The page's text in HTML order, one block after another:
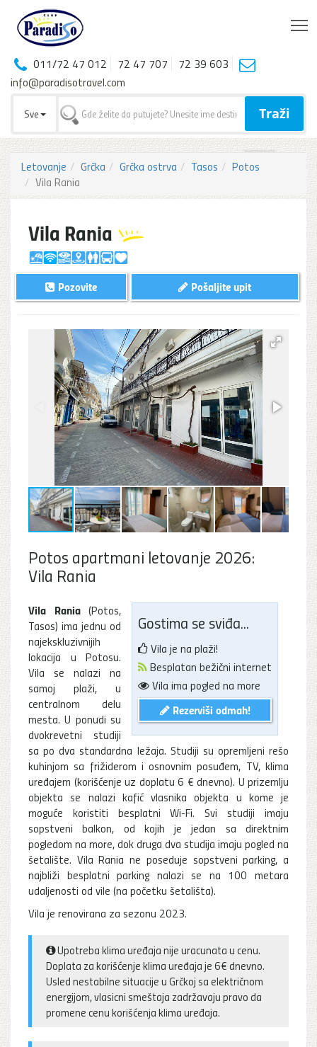
011/72 47 012 72 47 707
72 39 603
info@paradisotravel.com
Sve Traži
Letovanje Grčka Grčka ostrva Tasos
Potos
Vila Rania
Vila Rania
Pošaljite upit
Pozovite
Potos apartmani letovanje 2026:
Vila Rania
Gostima se sviđa...
Vila je na plaži!
Besplatan bežični internet
Vila ima pogled na more
Rezerviši odmah!
Vila Rania(Potos,
Tasos) ima jednu od
najekskluzivnijih
lokacija u Potosu.
Vila se nalazi na
samoj plaži, u
centralnom delu
mesta. U ponudi su
dvokrevetni studiji
sa po dva standardna ležaja. Studiji su opremljeni rešo
kuhinjom sa frižiderom i osnovnim posuđem, TV, klima
uređajem (korišćenje uz doplatu 6 € dnevno). U prizemlju
objekta se nalazi kafić vlasnika objekta u kome je
moguće koristiti besplatni Wi-Fi. Svi studiji imaju
sopstveni balkon, od kojih je jedan sa direktnim
pogledom na more, dok druga dva studija imaju pogled na
šetalište. Vila Rania ne poseduje sopstveni parking, a
najbliži besplatni parking nalazi se na 100 metara
udaljenosti od vile (na početku šetališta).
Vila je renovirana za sezonu 2023.
Upotreba klima uređaja nije uracunata u cenu.
Doplata za korišćenje klima uređaja je 6€ dnevno.
Usled nestabilne situacije u Grčkoj sa električnom
energijom, vlasicni smeštaja zadržavaju pravo da
promene cenu korišćenja klima uređaja.